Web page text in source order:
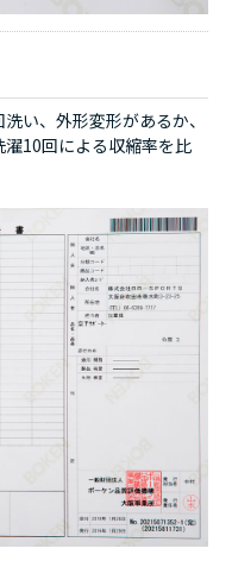
い、外形変形があるか、
10回による収縮率を比